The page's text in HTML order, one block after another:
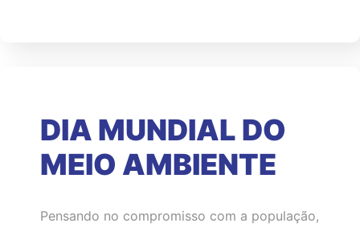
DIA MUNDIAL DO
MEIO AMBIENTE
Pensando no compromisso com a população,